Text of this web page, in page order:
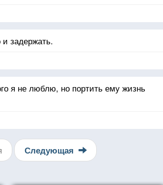
задержать.
я не люблю, но портить ему жизнь
Следующая